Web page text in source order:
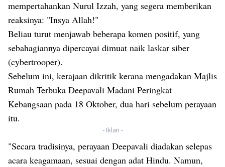
mempertahankan Nurul Izzah, yang segera memberikan
reaksinya: "Insya Allah!"
Beliau turut menjawab beberapa komen positif, yang
sebahagiannya dipercayai dimuat naik laskar siber
(cybertrooper).
Sebelum ini, kerajaan dikritik kerana mengadakan Majlis
Rumah Terbuka Deepavali Madani Peringkat
Kebangsaan pada 18 Oktober, dua hari sebelum perayaan
itu.
- Iklan -
"Secara tradisinya, perayaan Deepavali diadakan selepas
acara keagamaan, sesuai dengan adat Hindu. Namun,